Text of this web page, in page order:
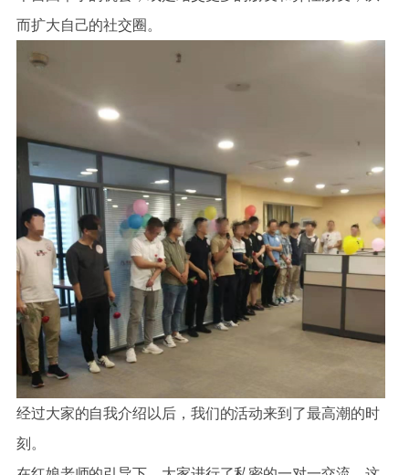
而扩大自己的社交圈。
经过大家的自我介绍以后，我们的活动来到了最高潮的时
刻。